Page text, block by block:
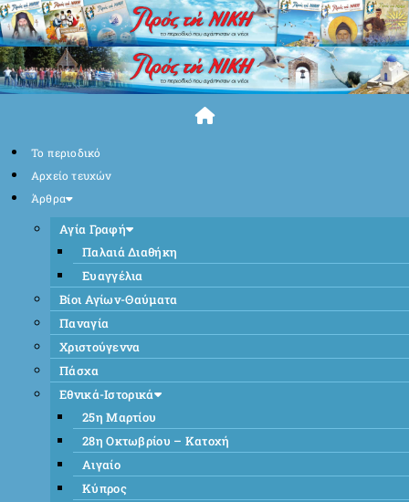
Skip
to
content
Το περιοδικό
Αρχείο τευχών
Άρθρα
Αγία Γραφή
Παλαιά Διαθήκη
Ευαγγέλια
Βίοι Αγίων-Θαύματα
Παναγία
Χριστούγεννα
Πάσχα
Εθνικά-Ιστορικά
25η Μαρτίου
28η Οκτωβρίου – Κατοχή
Αιγαίο
Κύπρος